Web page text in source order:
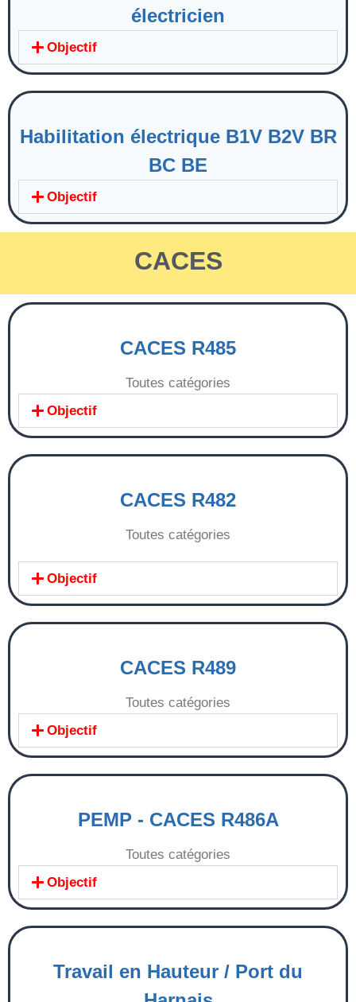
électricien
Objectif
Habilitation électrique B1V B2V BR
BC BE
Objectif
CACES
CACES R485
Toutes catégories
Objectif
CACES R482
Toutes catégories
Objectif
CACES R489
Toutes catégories
Objectif
PEMP - CACES R486A
Toutes catégories
Objectif
Travail en Hauteur / Port du